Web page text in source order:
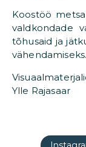
Koostöö
valdkondade
tõhusaid ja
vähendamiseks.
Ylle Rajasaar